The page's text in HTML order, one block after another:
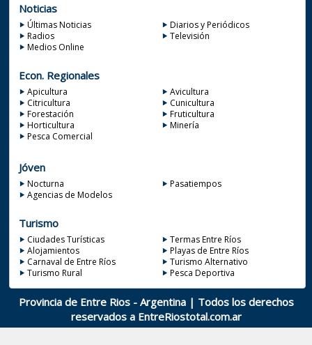
Noticias
Últimas Noticias
Diarios y Periódicos
Radios
Televisión
Medios Online
Econ. Regionales
Apicultura
Avicultura
Citricultura
Cunicultura
Forestación
Fruticultura
Horticultura
Minería
Pesca Comercial
Jóven
Nocturna
Pasatiempos
Agencias de Modelos
Turismo
Ciudades Turísticas
Termas Entre Ríos
Alojamientos
Playas de Entre Ríos
Carnaval de Entre Ríos
Turismo Alternativo
Turismo Rural
Pesca Deportiva
Provincia de Entre Rios - Argentina | Todos los derechos
reservados a EntreRiostotal.com.ar